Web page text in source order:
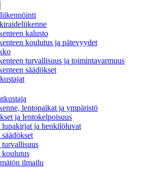
kalusto
koulutus ja pätevyydet
turvallisuus ja toimintavarmuus
säädökset
lentopaikat ja ympäristö
ja lentokelpoisuus
ja henkilöluvat
ilmailu